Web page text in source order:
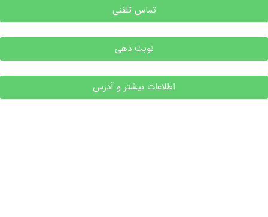
تماس تلفنی
نوبت دهی
اطلاعات بیشتر و آدرس